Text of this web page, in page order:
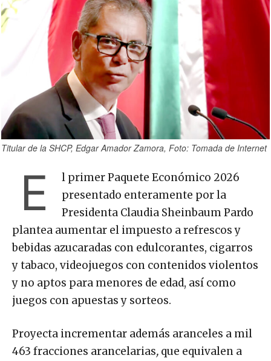
Titular de la SHCP, Edgar Amador Zamora, Foto: Tomada de Internet
E
l primer Paquete Económico 2026
presentado enteramente por la
Presidenta Claudia Sheinbaum Pardo
plantea aumentar el impuesto a refrescos y
bebidas azucaradas con edulcorantes, cigarros
y tabaco, videojuegos con contenidos violentos
y no aptos para menores de edad, así como
juegos con apuestas y sorteos.
Proyecta incrementar además aranceles a mil
463 fracciones arancelarias, que equivalen a